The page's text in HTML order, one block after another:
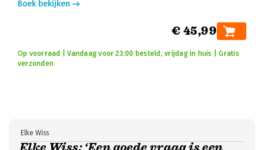
Boek bekijken
€ 45,99
Op voorraad | Vandaag voor 23:00 besteld, vrijdag in huis | Gratis
verzonden
Elke Wiss